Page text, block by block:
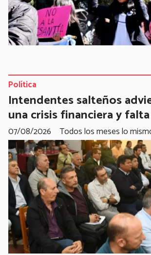
Intendentes salteños
una crisis financiera y
Todos los meses lo
Política
07/08/2026